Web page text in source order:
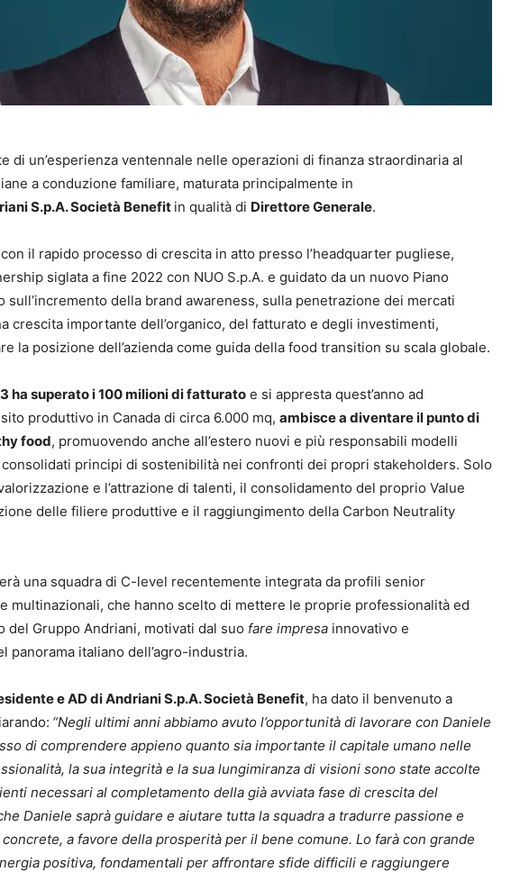
di un’esperienza ventennale nelle operazioni di finanza straordinaria al
a conduzione familiare, maturata principalmente in
S.p.A. Società Benefit in qualità di Direttore Generale.
il rapido processo di crescita in atto presso l’headquarter pugliese,
siglata a fine 2022 con NUO S.p.A. e guidato da un nuovo Piano
sull’incremento della brand awareness, sulla penetrazione dei mercati
crescita importante dell’organico, del fatturato e degli investimenti,
la posizione dell’azienda come guida della food transition su scala globale.
ha superato i 100 milioni di fatturato e si appresta quest’anno ad
produttivo in Canada di circa 6.000 mq, ambisce a diventare il punto di
food, promuovendo anche all’estero nuovi e più responsabili modelli
principi di sostenibilità nei confronti dei propri stakeholders. Solo
e l’attrazione di talenti, il consolidamento del proprio Value
delle filiere produttive e il raggiungimento della Carbon Neutrality
una squadra di C-level recentemente integrata da profili senior
multinazionali, che hanno scelto di mettere le proprie professionalità ed
del Gruppo Andriani, motivati dal suo fare impresa innovativo e
panorama italiano dell’agro-industria.
e AD di Andriani S.p.A. Società Benefit, ha dato il benvenuto a
“Negli ultimi anni abbiamo avuto l’opportunità di lavorare con Daniele
di comprendere appieno quanto sia importante il capitale umano nelle
la sua integrità e la sua lungimiranza di visioni sono state accolte
necessari al completamento della già avviata fase di crescita del
Daniele saprà guidare e aiutare tutta la squadra a tradurre passione e
a favore della prosperità per il bene comune. Lo farà con grande
positiva, fondamentali per affrontare sfide difficili e raggiungere